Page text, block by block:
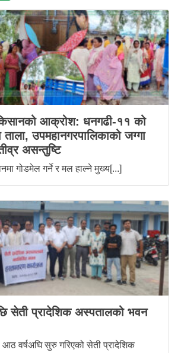
आक्रोश: धनगढी-११ को
ताला, उपमहानगरपालिकाको जग्गा
असन्तुष्टि
गोडमेल गर्ने र मल हाल्ने मुख्य[...]
सेती प्रादेशिक अस्पतालको भवन
वर्षअघि सुरु गरिएको सेती प्रादेशिक